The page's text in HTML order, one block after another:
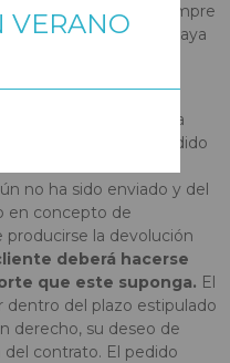
sin ningún coste siempre
de que el pedido haya
para su envío.
siete díasdesde la
el contrato y realizar la
La devolución del pedido
mismo con una
no ha sido enviado y del
en concepto de
producirse la devolución
deberá hacerse
que este suponga. El
dentro del plazo estipulado
derecho, su deseo de
contrato. El pedido
VERANO